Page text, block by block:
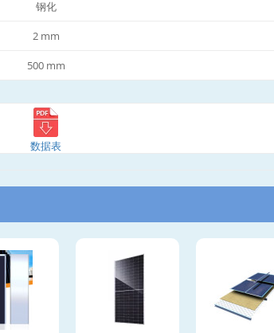
钢化
2 mm
500 mm
数据表